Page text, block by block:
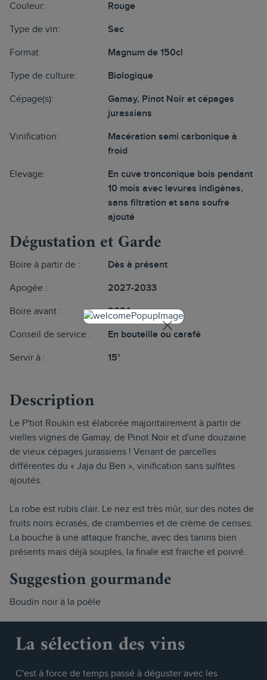
Couleur: Rouge
Type de vin: Sec
Format: Magnum de 150cl
Type de culture: Biologique
Cépage(s):
Gamay, Pinot Noir et cépages
jurassiens
Vinification:
Macération semi carbonique à
froid
Elevage:
En cuve tronconique bois pendant
10 mois avec levures indigènes,
sans filtration et sans soufre
ajouté
Dégustation et Garde
Boire à partir de : Dès à présent
Apogée : 2027-2033
Boire avant : 2034
Conseil de service : En bouteille ou carafé
Servir à : 15°
Description
Le P'tiot Roukin est élaborée majoritairement à partir de
vielles vignes de Gamay, de Pinot Noir et d'une douzaine
de vieux cépages jurassiens ! Venant de parcelles
différentes du « Jaja du Ben », vinification sans sulfites
ajoutés.
La robe est rubis clair. Le nez est très mûr, sur des notes de
fruits noirs écrasés, de cramberries et de crème de cerises.
La bouche à une attaque franche, avec des tanins bien
présents mais déjà souples, la finale est fraiche et poivré.
Suggestion gourmande
Boudin noir à la poêle
La sélection des vins
C'est à force de temps passé à déguster avec les